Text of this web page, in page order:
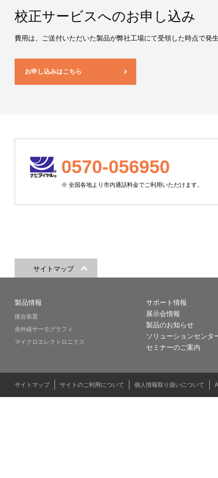
校正サービスへのお申し込み
費用は、ご送付いただいた製品が弊社工場にて受領した時点で発
お申し込みはこちら
0570-056950
※ 全国各地より市内通話料金でご利用いただけます。
サイトマップ
製品情報
接合装置
赤外線サーモグラフィ
マイクロエレクトロニクス
サポート情報
展示会情報
製品のお知らせ
ソリューションセンタ
セミナーのご案内
サイトマップ サイトのご利用について 個人情報取り扱いについて